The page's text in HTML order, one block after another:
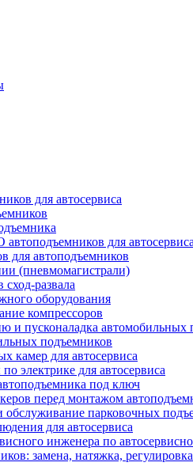
для автосервиса
для автосервиса
для автоподъемников
(пневмомагистрали)
развала
оборудования
компрессоров
и пусконаладка автомобильных
подъемников
камер для автосервиса
электрике для автосервиса
под ключ
перед монтажом
обслуживание парковочных
для автосервиса
инженера по
замена, натяжка,